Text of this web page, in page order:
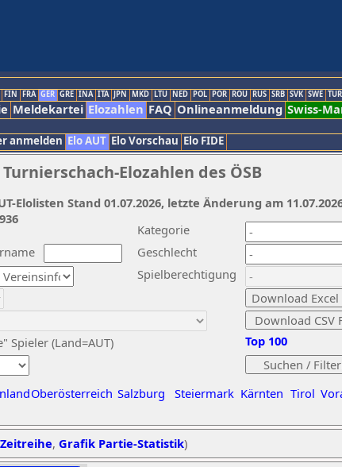
FIN FRA GER GRE INA ITA JPN MKD LTU NED POL POR ROU RUS SRB SVK SWE TUR
Meldekartei Elozahlen FAQ Onlineanmeldung Swiss-
anmelden Elo AUT Elo Vorschau Elo FIDE
Elozahlen des ÖSB
Kategorie
Geschlecht
Spieler (Land=AUT)
Spielberechtigung
Oberösterreich Salzburg Steiermark Kärnten Tirol
Top 100
Elolisten Stand 01.07.2026, letzte Änderung am
, Grafik Partie-Statistik)